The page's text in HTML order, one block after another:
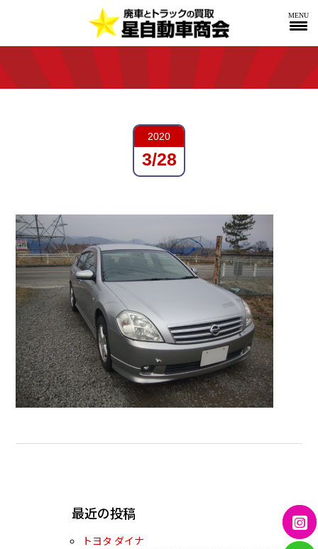
MENU
2020
3/28
最近の投稿
トヨタ ダイナ